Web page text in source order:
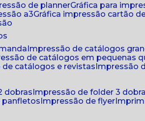
de planner
gráfica para
a3
gráfica impressão cartão
impressão de catálogos
de catálogos em pequenas
de catálogos e revistas impressão
dobras impressão de folder 3
panfletos impressão de flyer